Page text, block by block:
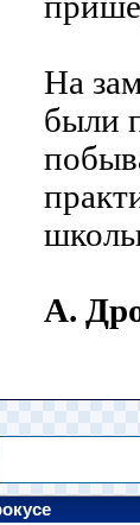
На
были
А.